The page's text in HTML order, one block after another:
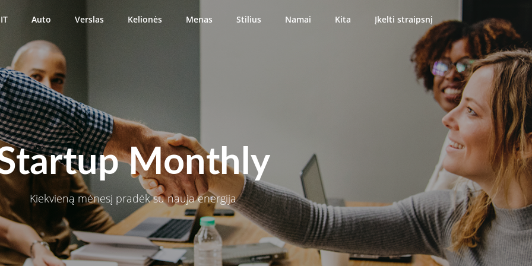
IT Auto Verslas Kelionės Menas Stilius Namai Kita Įkelti straipsnį
Monthly
Kiekvieną mėnesį pradėk su nauja energija